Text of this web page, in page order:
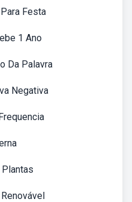
Festa
1 Ano
Da Palavra
Negativa